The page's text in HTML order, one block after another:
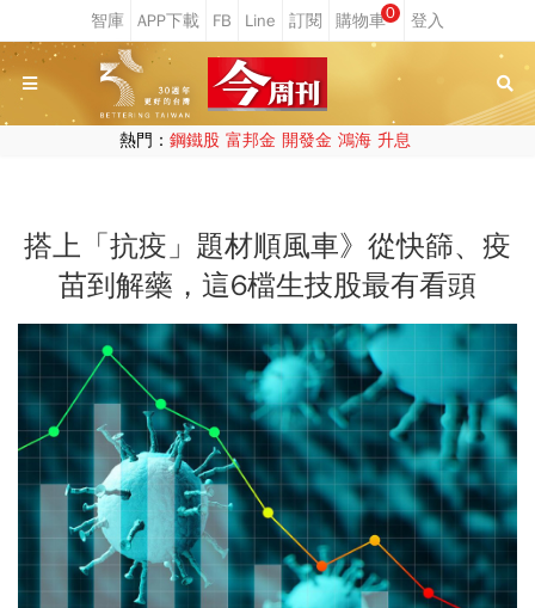
0
熱門： 鋼鐵股 富邦金 開發金 鴻海 升息
搭上「抗疫」題材順風車》從快篩、疫
苗到解藥，這6檔生技股最有看頭